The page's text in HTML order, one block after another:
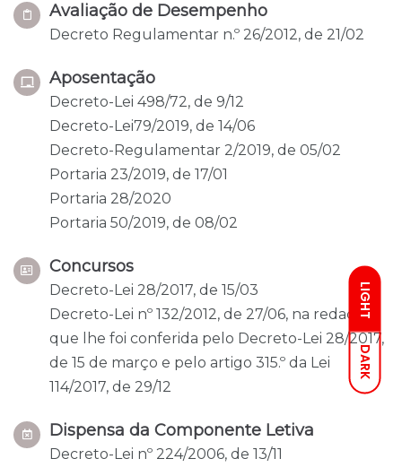
LIGHT
DARK
Avaliação de Desempenho
Decreto Regulamentar n.º 26/2012, de 21/02
Aposentação
Decreto-Lei 498/72, de 9/12
Decreto-Lei79/2019, de 14/06
Decreto-Regulamentar 2/2019, de 05/02
Portaria 23/2019, de 17/01
Portaria 28/2020
Portaria 50/2019, de 08/02
Concursos
Decreto-Lei 28/2017, de 15/03
Decreto-Lei nº 132/2012, de 27/06, na redação
que lhe foi conferida pelo Decreto-Lei 28/2017,
de 15 de março e pelo artigo 315.º da Lei
114/2017, de 29/12
Dispensa da Componente Letiva
Decreto-Lei nº 224/2006, de 13/11